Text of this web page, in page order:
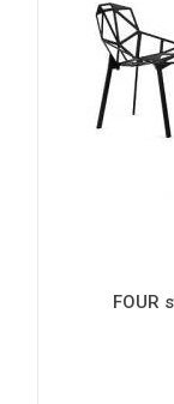
FOUR